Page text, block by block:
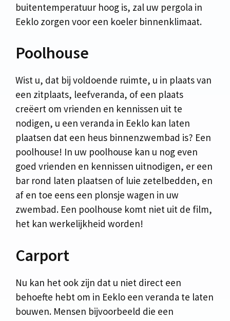
buitentemperatuur hoog is, zal uw pergola in
Eeklo zorgen voor een koeler binnenklimaat.
Poolhouse
Wist u, dat bij voldoende ruimte, u in plaats van
een zitplaats, leefveranda, of een plaats
creëert om vrienden en kennissen uit te
nodigen, u een veranda in Eeklo kan laten
plaatsen dat een heus binnenzwembad is? Een
poolhouse! In uw poolhouse kan u nog even
goed vrienden en kennissen uitnodigen, er een
bar rond laten plaatsen of luie zetelbedden, en
af en toe eens een plonsje wagen in uw
zwembad. Een poolhouse komt niet uit de film,
het kan werkelijkheid worden!
Carport
Nu kan het ook zijn dat u niet direct een
behoefte hebt om in Eeklo een veranda te laten
bouwen. Mensen bijvoorbeeld die een